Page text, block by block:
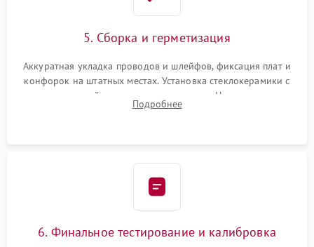
5. Сборка и герметизация
Аккуратная укладка проводов и шлейфов, фиксация плат и
конфорок на штатных местах. Установка стеклокерамики с
проверкой равномерности зазоров. Нанесение
термостойкого герметика или укладка уплотнительной
Подробнее
6. Финальное тестирование и калибровка